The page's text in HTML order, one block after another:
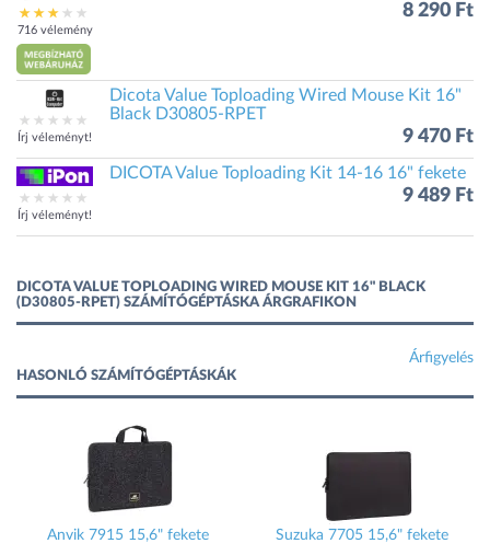
716 vélemény
8 290 Ft
Írj véleményt!
Dicota Value Toploading Wired Mouse Kit 16"
Black D30805-RPET
9 470 Ft
Írj véleményt!
DICOTA Value Toploading Kit 14-16 16" fekete
9 489 Ft
DICOTA VALUE TOPLOADING WIRED MOUSE KIT 16" BLACK
(D30805-RPET) SZÁMÍTÓGÉPTÁSKA ÁRGRAFIKON
Árfigyelés
HASONLÓ SZÁMÍTÓGÉPTÁSKÁK
Anvik 7915 15,6" fekete Suzuka 7705 15,6" fekete